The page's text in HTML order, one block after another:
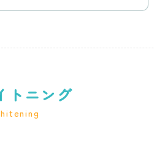
トニング